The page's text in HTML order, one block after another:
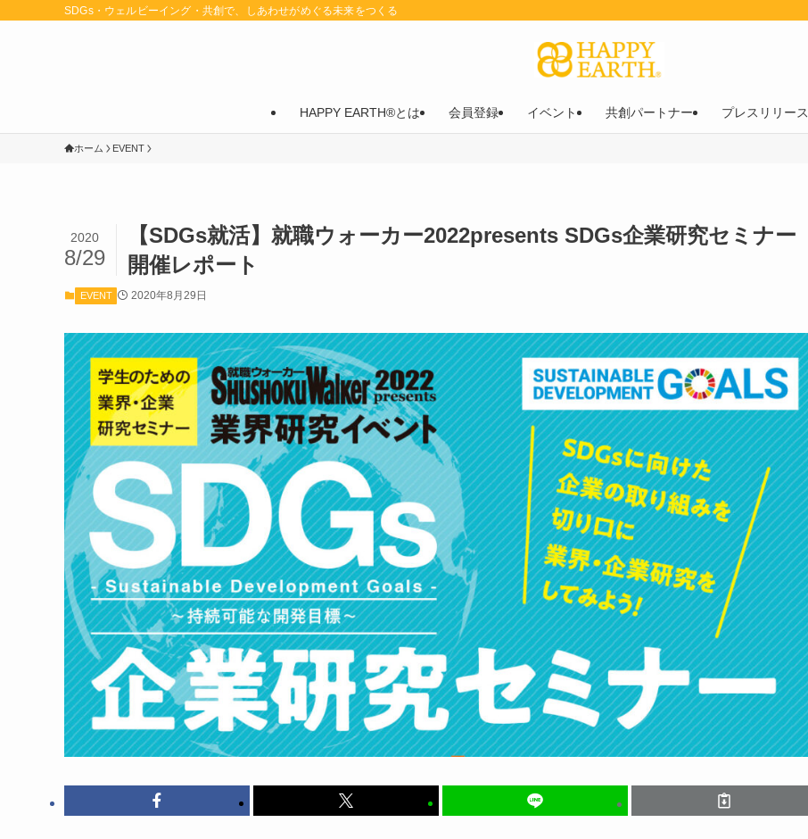
SDGs・ウェルビーイング・共創で、しあわせがめぐる未来をつくる
HAPPY EARTH®︎とは 会員登録 イベント 共創パートナー プレスリリース
ホーム EVENT
【SDGs就活】就職ウォーカー2022presents SDGs企業研究セミナー
開催レポート
2020
8/29
EVENT 2020年8月29日